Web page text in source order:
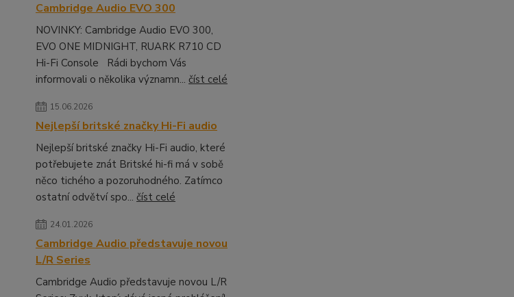
Cambridge Audio EVO 300
NOVINKY: Cambridge Audio EVO 300,
EVO ONE MIDNIGHT, RUARK R710 CD
Hi-Fi Console Rádi bychom Vás
informovali o několika významn... číst celé
15.06.2026
Nejlepší britské značky Hi-Fi audio
Nejlepší britské značky Hi-Fi audio, které
potřebujete znát Britské hi-fi má v sobě
něco tichého a pozoruhodného. Zatímco
ostatní odvětví spo... číst celé
24.01.2026
Cambridge Audio představuje novou
L/R Series
Cambridge Audio představuje novou L/R